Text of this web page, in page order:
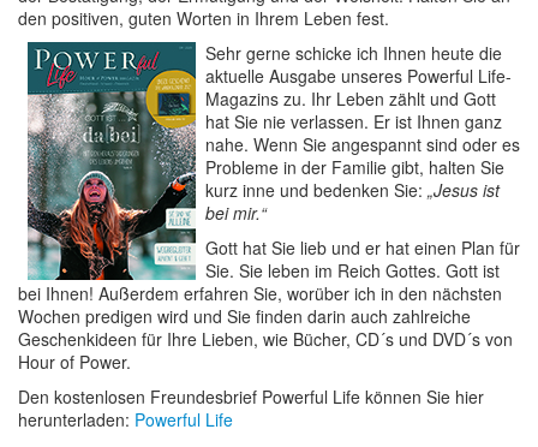
den positiven, guten Worten in Ihrem Leben fest.
Sehr gerne schicke ich Ihnen heute die
aktuelle Ausgabe unseres Powerful Life-
Magazins zu. Ihr Leben zählt und Gott
hat Sie nie verlassen. Er ist Ihnen ganz
nahe. Wenn Sie angespannt sind oder es
Probleme in der Familie gibt, halten Sie
kurz inne und bedenken Sie: „Jesus ist
bei mir.“
Gott hat Sie lieb und er hat einen Plan für
Sie. Sie leben im Reich Gottes. Gott ist
bei Ihnen! Außerdem erfahren Sie, worüber ich in den nächsten
Wochen predigen wird und Sie finden darin auch zahlreiche
Geschenkideen für Ihre Lieben, wie Bücher, CD´s und DVD´s von
Hour of Power.
Den kostenlosen Freundesbrief Powerful Life können Sie hier
herunterladen: Powerful Life